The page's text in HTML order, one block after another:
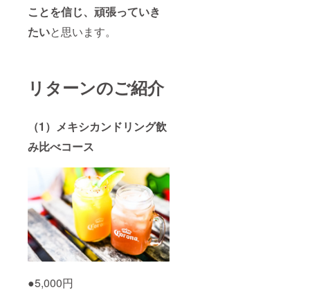
ことを信じ、頑張っていき
たいと思います。
リターンのご紹介
（1）メキシカンドリング飲
み比べコース
●5,000円